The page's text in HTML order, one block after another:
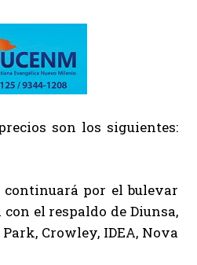
son los siguientes:
por el bulevar
el respaldo de Diunsa,
Crowley, IDEA, Nova